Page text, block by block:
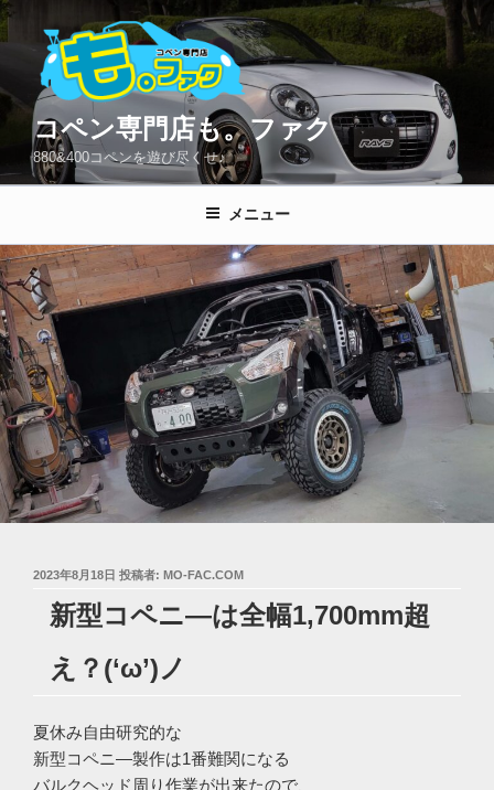
コ
ン
ン
ス
プ
コペン専門店も。ファク
880&400コペンを遊び尽くせ♪
メニュー
投
2023年8月18日 投稿者: MO-FAC.COM
新型コペニ―は全幅1,700mm超
え？(‘ω’)ノ
夏休み自由研究的な
新型コペニ―製作は1番難関になる
バルクヘッド周り作業が出来たので、